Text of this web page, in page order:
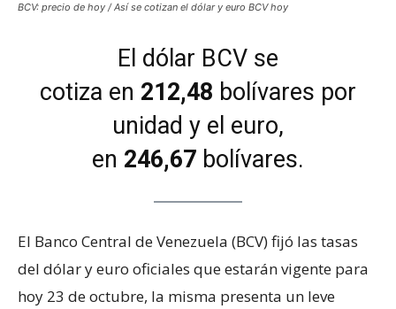
BCV: precio de hoy / Así se cotizan el dólar y euro BCV hoy
El dólar BCV se
cotiza en 212,48 bolívares por
unidad y el euro,
en 246,67 bolívares.
El Banco Central de Venezuela (BCV) fijó las tasas
del dólar y euro oficiales que estarán vigente para
hoy 23 de octubre, la misma presenta un leve